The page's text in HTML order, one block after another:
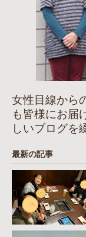
女性目線から
も皆様にお届
しいブログを
最新の記事